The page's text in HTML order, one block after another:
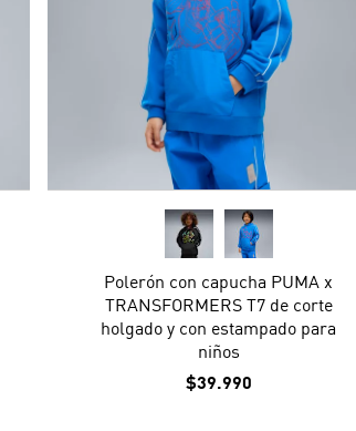
Polerón con capucha PUMA x
TRANSFORMERS T7 de corte
holgado y con estampado para
niños
$39.990